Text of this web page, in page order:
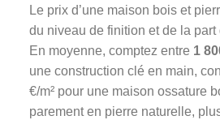
Le prix d’une maison bois et
du niveau de finition et de la
En moyenne, comptez entre 1
une construction clé en main,
€/m² pour une maison ossature
parement en pierre naturelle,